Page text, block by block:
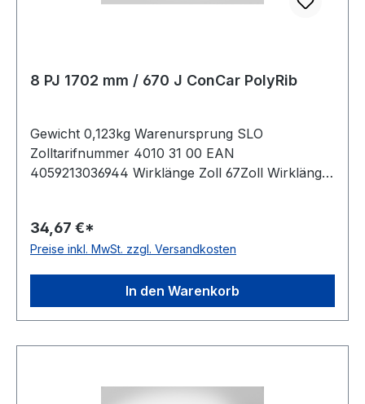
8 PJ 1702 mm / 670 J ConCar PolyRib
Gewicht 0,123kg Warenursprung SLO
Zolltarifnummer 4010 31 00 EAN
4059213036944 Wirklänge Zoll 67Zoll Wirklänge
1813 Norm DIN 7867 Material Neoprene
Zugstrang Polyester Rippenabstand 2,34mm
34,67 €*
Preise inkl. MwSt. zzgl. Versandkosten
In den Warenkorb